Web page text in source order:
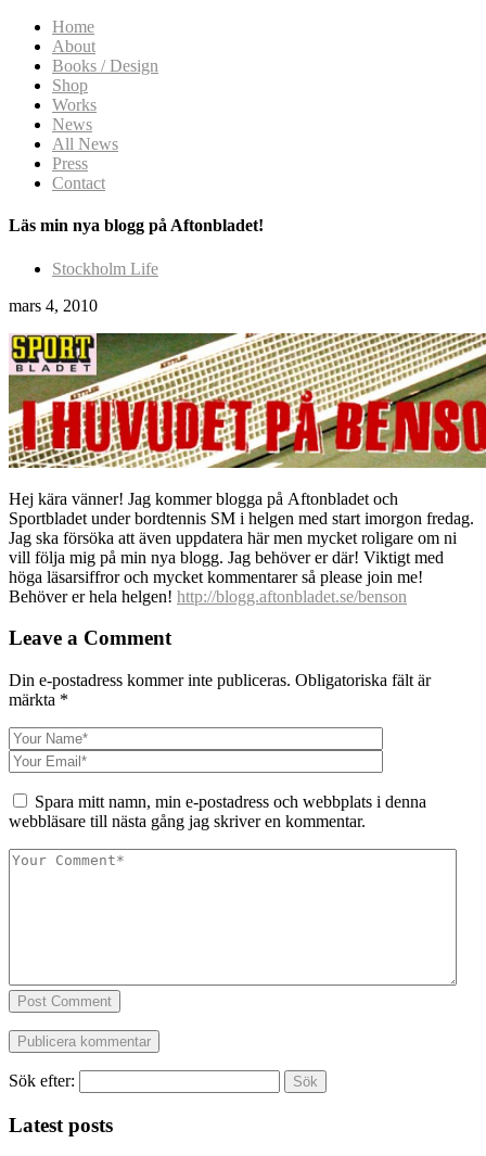
Home
About
Books / Design
Shop
Works
News
All News
Press
Contact
Läs min nya blogg på Aftonbladet!
Stockholm Life
mars 4, 2010
Hej kära vänner! Jag kommer blogga på Aftonbladet och
Sportbladet under bordtennis SM i helgen med start imorgon fredag.
Jag ska försöka att även uppdatera här men mycket roligare om ni
vill följa mig på min nya blogg. Jag behöver er där! Viktigt med
höga läsarsiffror och mycket kommentarer så please join me!
Behöver er hela helgen! http://blogg.aftonbladet.se/benson
Leave a Comment
Din e-postadress kommer inte publiceras. Obligatoriska fält är
märkta *
Spara mitt namn, min e-postadress och webbplats i denna
webbläsare till nästa gång jag skriver en kommentar.
Post Comment
Sök efter:
Latest posts